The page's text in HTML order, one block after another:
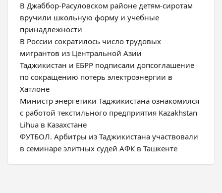
В Джаббор-Расуловском районе детям-сиротам
вручили школьную форму и учебные
принадлежности
В России сократилось число трудовых
мигрантов из Центральной Азии
Таджикистан и ЕБРР подписали допсоглашение
по сокращению потерь электроэнергии в
Хатлоне
Министр энергетики Таджикистана ознакомился
с работой текстильного предприятия Kazakhstan
Lihua в Казахстане
ФУТБОЛ. Арбитры из Таджикистана участвовали
в семинаре элитных судей АФК в Ташкенте